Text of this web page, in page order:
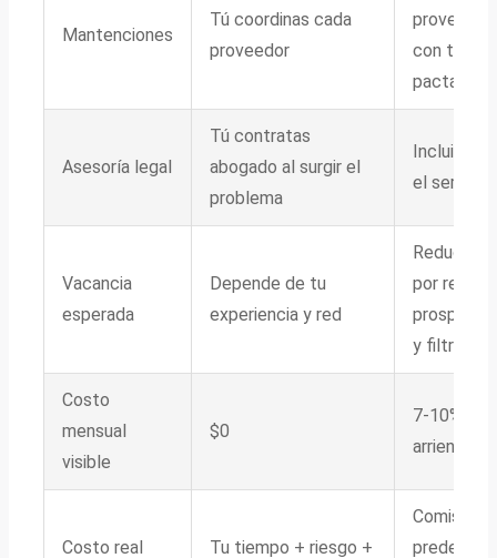
Mantenciones
Tú coordinas cada
proveedor
con tarifas
pactadas
Asesoría legal
Tú contratas
abogado al surgir el
problema
Incluida en
el servicio
Vacancia
esperada
Depende de tu
experiencia y red
Reducida
por red de
y filtro
Costo
mensual
visible
$0
7-10% del
arriendo
Costo real Tu tiempo + riesgo +
Comisión